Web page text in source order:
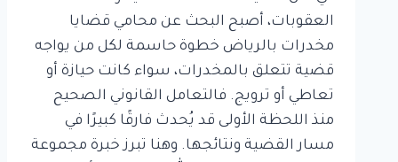
العقوبات، أصبح البحث عن محامي قضايا
مخدرات بالرياض خطوة حاسمة لكل من يواجه
قضية تتعلق بالمخدرات، سواء كانت حيازة أو
تعاطي أو ترويج. فالتعامل القانوني الصحيح
منذ اللحظة الأولى قد يُحدث فارقًا كبيرًا في
مسار القضية ونتائجها. وهنا تبرز خبرة مجموعة